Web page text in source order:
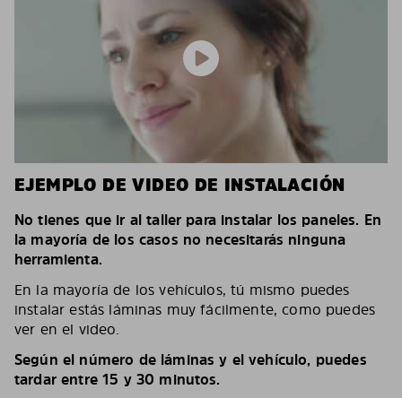
EJEMPLO DE VIDEO DE INSTALACIÓN
No tienes que ir al taller para instalar los paneles. En
la mayoría de los casos no necesitarás ninguna
herramienta.
En la mayoría de los vehículos, tú mismo puedes
instalar estás láminas muy fácilmente, como puedes
ver en el video.
Según el número de láminas y el vehículo, puedes
tardar entre 15 y 30 minutos.